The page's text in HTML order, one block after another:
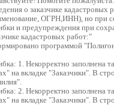
о заказчике
ОГРН,ИНН), но при
и предупреждения при
кадастровых работ:"
программой
1. Некорректно заполнена
на вкладке "Заказчики". В
2. Некорректно заполнена
на вкладке "Заказчики". В